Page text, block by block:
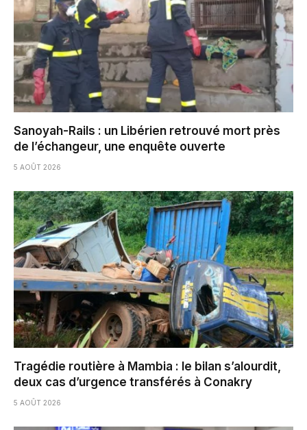
Sanoyah-Rails : un Libérien retrouvé mort près
de l’échangeur, une enquête ouverte
5 AOÛT 2026
Tragédie routière à Mambia : le bilan s’alourdit,
deux cas d’urgence transférés à Conakry
5 AOÛT 2026